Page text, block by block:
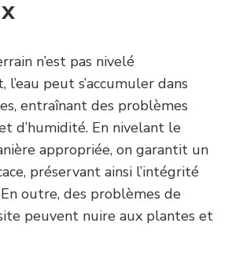
n’est pas nivelé
peut s’accumuler dans
entraînant des problèmes
d’humidité. En nivelant le
appropriée, on garantit un
préservant ainsi l’intégrité
En outre, des problèmes de
peuvent nuire aux plantes et